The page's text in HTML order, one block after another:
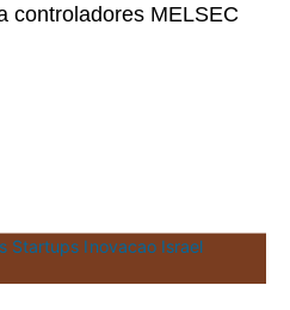
controladores MELSEC